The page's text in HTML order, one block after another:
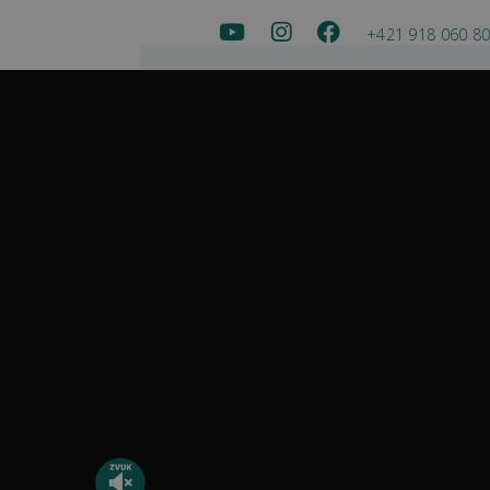
+421 918 060